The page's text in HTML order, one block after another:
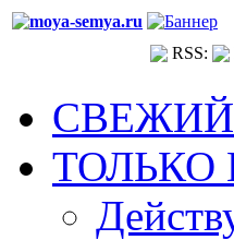
RSS:
ТОЛЬКО